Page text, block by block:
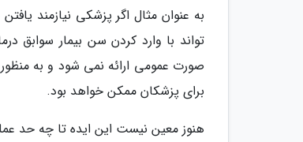
به عنوان مثال اگر پزشکی نیازمند
تواند با وارد کردن سن بیمار سوابق
صورت عمومی ارائه نمی شود و به
برای پزشکان ممکن خواهد بود.
هنوز معین نیست این ایده تا چه حد